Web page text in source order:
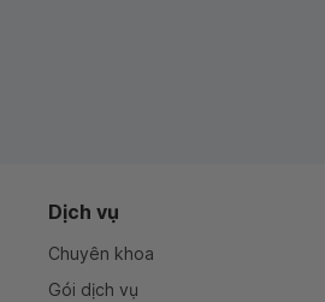
Dịch vụ
Chuyên khoa
Gói dịch vụ